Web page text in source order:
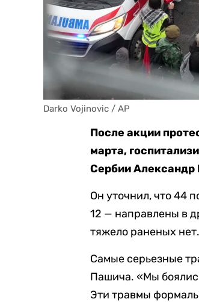
Darko Vojinovic / AP
После акции
марта,
Сербии Александр
Он уточнил, что 44
12 — направлены в
тяжело раненых нет.
Самые серьезные
Пашича. «Мы
Эти травмы